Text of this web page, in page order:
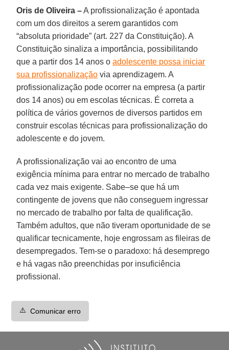
Oris de Oliveira –A profissionalização é apontada
com um dos direitos a serem garantidos com
“absoluta prioridade” (art. 227 da Constituição). A
Constituição sinaliza a importância, possibilitando
que a partir dos 14 anos oadolescente possa iniciar
sua profissionalização via aprendizagem. A
profissionalização pode ocorrer na empresa (a partir
dos 14 anos) ou em escolas técnicas. É correta a
política de vários governos de diversos partidos em
construir escolas técnicas para profissionalização do
adolescente e do jovem.
A profissionalização vai ao encontro de uma
exigência mínima para entrar no mercado de trabalho
cada vez mais exigente. Sabe–se que há um
contingente de jovens que não conseguem ingressar
no mercado de trabalho por falta de qualificação.
Também adultos, que não tiveram oportunidade de se
qualificar tecnicamente, hoje engrossam as fileiras de
desempregados. Tem-se o paradoxo: há desemprego
e há vagas não preenchidas por insuficiência
profissional.
⚠️ Comunicar erro